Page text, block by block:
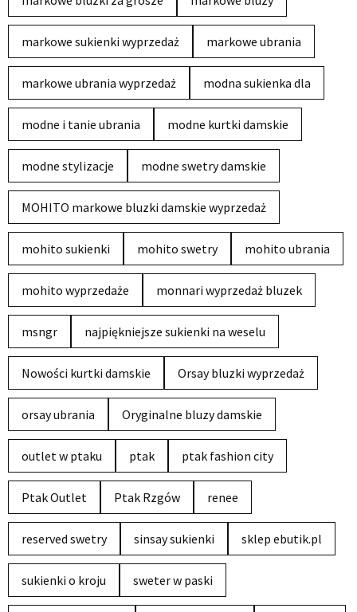
markowe sukienki wyprzedaż markowe ubrania
markowe ubrania wyprzedaż modna sukienka dla
modne i tanie ubrania modne kurtki damskie
modne stylizacje modne swetry damskie
MOHITO markowe bluzki damskie wyprzedaż
mohito sukienki mohito swetry mohito ubrania
mohito wyprzedaże monnari wyprzedaż bluzek
msngr najpiękniejsze sukienki na weselu
Nowości kurtki damskie Orsay bluzki wyprzedaż
orsay ubrania Oryginalne bluzy damskie
outlet w ptaku ptak ptak fashion city
Ptak Outlet Ptak Rzgów renee
reserved swetry sinsay sukienki sklep ebutik.pl
sukienki o kroju sweter w paski